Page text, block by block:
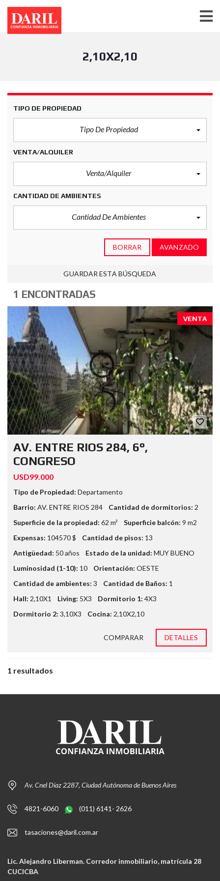
2,10X2,10
TIPO DE PROPIEDAD
Tipo De Propiedad
VENTA/ALQUILER
Venta/Alquiler
CANTIDAD DE AMBIENTES
Cantidad De Ambientes
BORRAR AVANZADO
GUARDAR ESTA BÚSQUEDA
1 ENCONTRADAS
VENTA
AV. ENTRE RIOS 284, 6°,
CONGRESO
USD99.000
Tipo de Propiedad: Departamento
Barrio: AV. ENTRE RIOS 284 Cantidad de dormitorios: 2
Superficie de la propiedad: 62 m² Superficie balcón: 9 m2
Expensas: 104570 $ Cantidad de pisos: 13
Antigüedad: 50 años Estado de la unidad: MUY BUENO
Luminosidad (1-10): 10 Orientación: OESTE
Cantidad de ambientes: 3 Cantidad de Baños: 1
Hall: 2,10X1 Living: 5X3 Dormitorio 1: 4X3
Dormitorio 2: 3,10X3 Cocina: 2,10X2,10
COMPARAR DETALLES
1 resultados
Av. Cnel Díaz 2287, Ciudad Autónoma de Buenos Aires
4821-6060 (011) 6141- 2626
tasaciones@daril.com.ar
Lic. Alejandro Liberman. Corredor inmobiliario, matrícula 28
CUCICBA